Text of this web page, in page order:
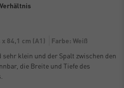
84,1 cm (A1)
Farbe: Weiß
sehr klein und der Spalt zwischen den
die Breite und Tiefe des